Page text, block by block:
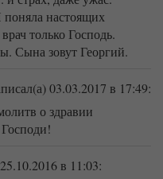
настоящих
только Господь.
Сына зовут Георгий.
03.03.2017 в 17:49:
о здравии
в 11:03: